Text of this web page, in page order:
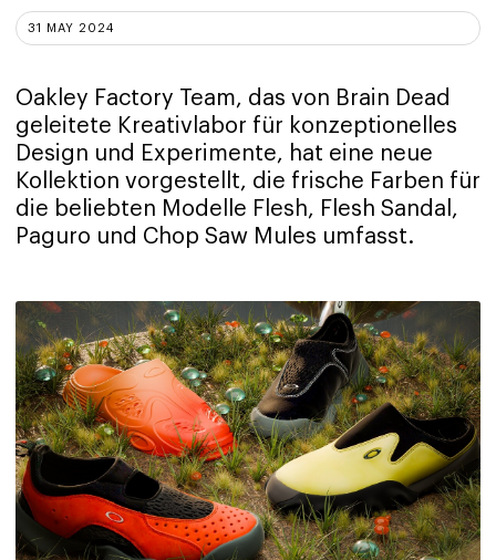
31 MAY 2024
Oakley Factory Team, das von Brain Dead
geleitete Kreativlabor für konzeptionelles
Design und Experimente, hat eine neue
Kollektion vorgestellt, die frische Farben für
die beliebten Modelle Flesh, Flesh Sandal,
Paguro und Chop Saw Mules umfasst.